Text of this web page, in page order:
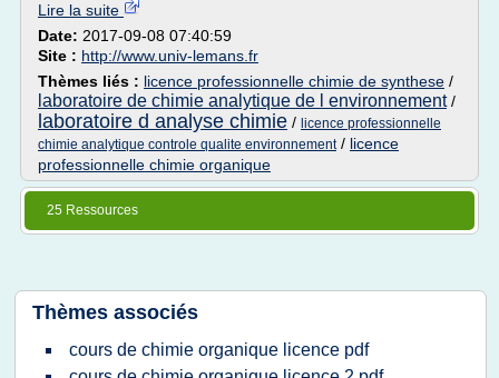
Lire la suite
Date: 2017-09-08 07:40:59
Site : http://www.univ-lemans.fr
Thèmes liés : licence professionnelle chimie de synthese /
laboratoire de chimie analytique de l environnement/
laboratoire d analyse chimie / licence professionnelle
chimie analytique controle qualite environnement/ licence
professionnelle chimie organique
25 Ressources
Thèmes associés
cours de chimie organique licence pdf